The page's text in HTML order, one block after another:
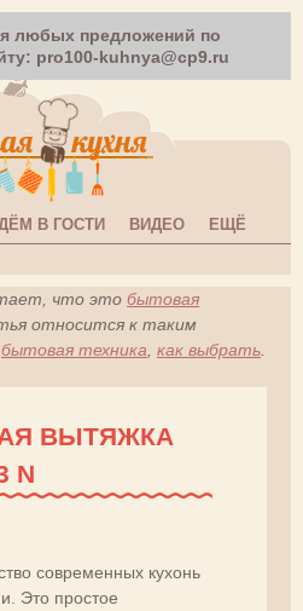
В ГОСТИ ВИДЕО ЕЩЁ
что это бытовая
относится к таким
бытовая техника как выбрать
ВЫТЯЖКА
N
современных кухонь
Это простое
любых предложений по
pro100-kuhnya@cp9.ru